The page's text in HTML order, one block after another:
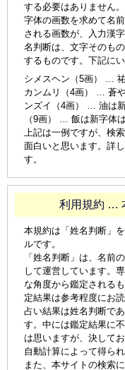
する必要はありません
字体の画数を求めて名
される画数が、入力漢
名判断は、文字そのも
するものです。下記に
シメスヘン（5画） …
カンムリ（4画） … 蒼
ンズイ（4画） … 油は
（9画） … 飯は新字体
上記は一例ですが、検
面白いと思います。詳
す。
利用規約 …
本規約は「姓名判断」
ルです。
「姓名判断」は、名前
して運営しています。
な角度から鑑定される
定結果は参考程度にお読
占い結果は姓名判断で
す。中には鑑定結果に
は思いますが、決して
自動計算によって得られ
また、本サイトの検索